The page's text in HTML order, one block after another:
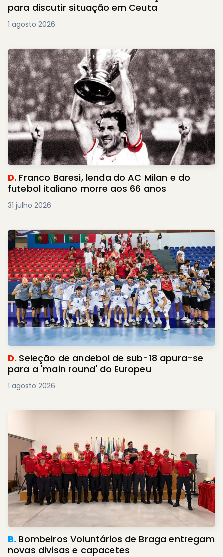
para discutir situação em Ceuta
1 agosto 2026
D. Franco Baresi, lenda do AC Milan e do
futebol italiano morre aos 66 anos
31 julho 2026
D. Seleção de andebol de sub-18 apura-se
para a 'main round' do Europeu
1 agosto 2026
B. Bombeiros Voluntários de Braga entregam
novas divisas e capacetes